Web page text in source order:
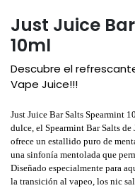
Just Juice
10ml
Descubre el
Vape Juice!!!
Just Juice Bar Salts Spearmint
dulce, el Spearmint Bar Salts
ofrece un estallido puro de
una sinfonía mentolada que
Diseñado especialmente para
la transición al vapeo, los nic